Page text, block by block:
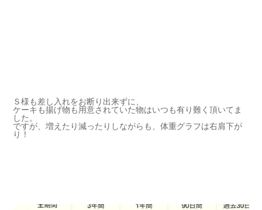
Ｓ様も差し入れをお断り出来ずに、
ケーキも揚げ物も用意されていた物はいつも有り難く頂いてま
した。
ですが、増えたり減ったりしながらも、体重グラフは右肩下が
り！